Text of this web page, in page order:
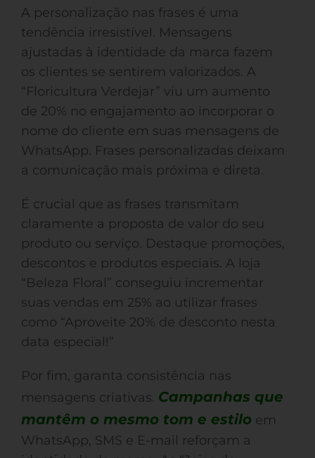
A personalização nas frases é uma
tendência irresistível. Mensagens
ajustadas à identidade da marca fazem
os clientes se sentirem valorizados. A
“Floricultura Verdejar” viu um aumento
de 20% no engajamento ao incorporar o
nome do cliente em suas mensagens de
WhatsApp. Frases personalizadas deixam
a comunicação mais próxima e direta.
É crucial que as frases transmitam
claramente a proposta de valor do seu
produto ou serviço. Destaque promoções,
descontos e produtos especiais. A loja
“Beleza Floral” conseguiu incrementar
suas vendas em 25% ao utilizar frases
como “Aproveite 20% de desconto nesta
data especial!”
Por fim, garanta consistência nas
mensagens criativas. Campanhas que
mantêm o mesmo tom e estilo em
WhatsApp, SMS e E-mail reforçam a